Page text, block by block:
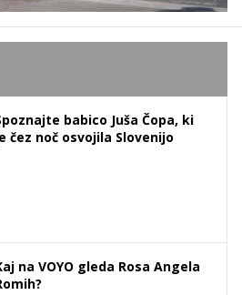
babico Juša Čopa, ki
čez noč osvojila Slovenijo
na VOYO gleda Rosa Angela